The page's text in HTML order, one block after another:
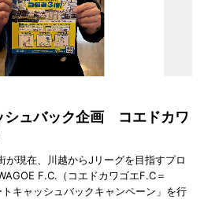
シュバック企画 コエドカワ
が現在、川越からJリーグを目指すプロ
F.C.（コエドカワゴエF.C＝
キャッシュバックキャンペーン」を行